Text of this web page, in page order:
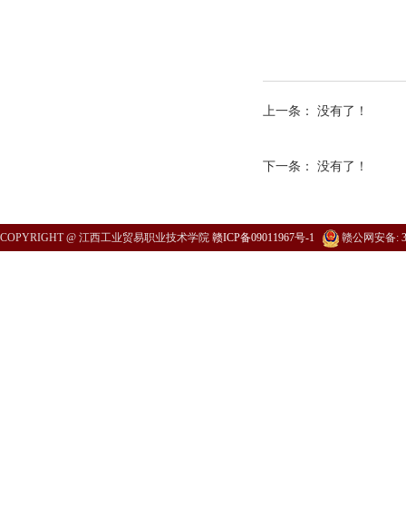
上一条： 没有了！
下一条： 没有了！
COPYRIGHT @ 江西工业贸易职业技术学院 赣ICP备09011967号-1 赣公网安备: